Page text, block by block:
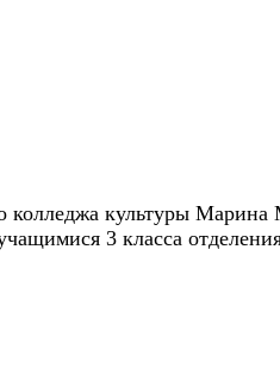
колледжа культуры Марина
3 класса отделения